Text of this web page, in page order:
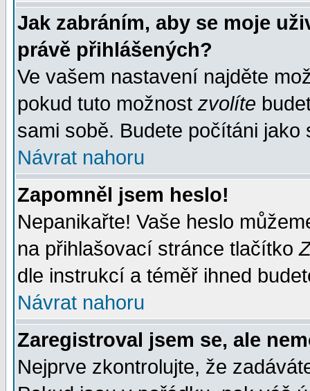
Jak zabráním, aby se moje
právě přihlášených?
Ve vašem nastavení najděte
pokud tuto možnost zvolíte
sami sobě. Budete počítáni jako
Návrat nahoru
Zapomněl jsem heslo!
Nepanikařte! Vaše heslo
na přihlašovací stránce tlačítko
dle instrukcí a téměř ihned
Návrat nahoru
Zaregistroval jsem se, ale
Nejprve zkontrolujte, že